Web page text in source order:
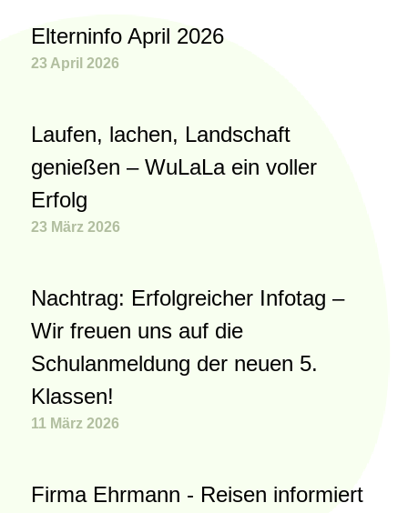
Elterninfo April 2026
23 April 2026
Laufen, lachen, Landschaft
genießen – WuLaLa ein voller
Erfolg
23 März 2026
Nachtrag: Erfolgreicher Infotag –
Wir freuen uns auf die
Schulanmeldung der neuen 5.
Klassen!
11 März 2026
Firma Ehrmann - Reisen informiert